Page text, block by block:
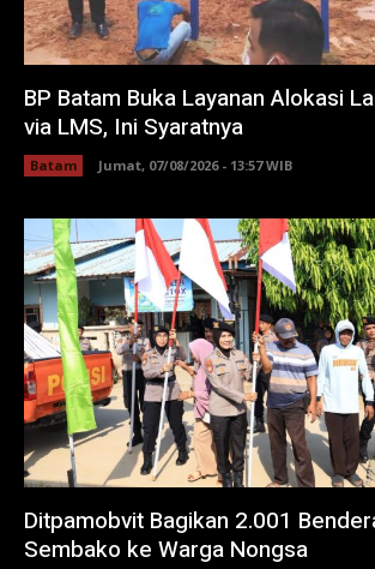
BP Batam Buka Layanan Alokasi
via LMS, Ini Syaratnya
Batam Jumat, 07/08/2026 - 13:57 WIB
Ditpamobvit Bagikan 2.001
Sembako ke Warga Nongsa